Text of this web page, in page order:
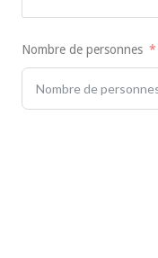
Nombre de personnes